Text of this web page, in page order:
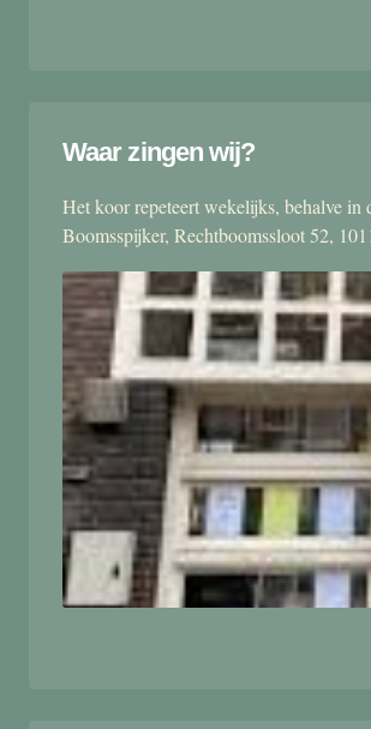
Waar zingen wij?
Het koor repeteert wekelijks, behalve
Boomsspijker, Rechtboomssloot 52,